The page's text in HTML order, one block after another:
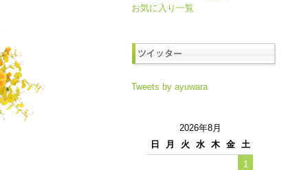
お気に入り一覧
Tweets by ayuwara
2026年8月
日
月 火 水 木 金
土
1